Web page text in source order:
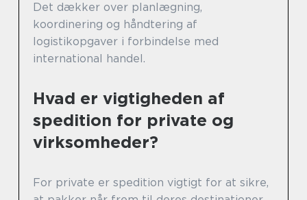
Det dækker over planlægning,
koordinering og håndtering af
logistikopgaver i forbindelse med
international handel.
Hvad er vigtigheden af
spedition for private og
virksomheder?
For private er spedition vigtigt for at sikre,